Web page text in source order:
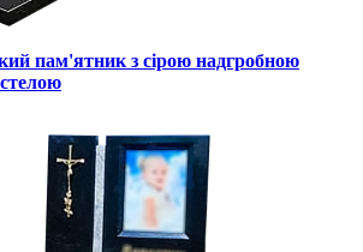
пам'ятник з сірою надгробною